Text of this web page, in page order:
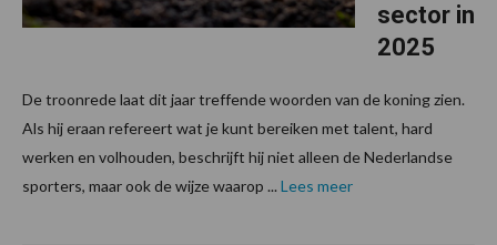
sector in
2025
De troonrede laat dit jaar treffende woorden van de koning zien.
Als hij eraan refereert wat je kunt bereiken met talent, hard
werken en volhouden, beschrijft hij niet alleen de Nederlandse
sporters, maar ook de wijze waarop ... Lees meer